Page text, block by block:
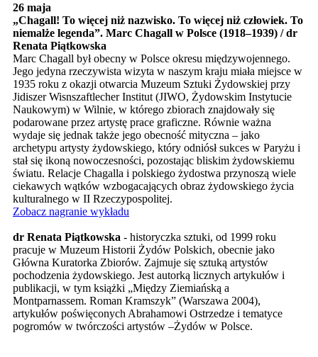
26 maja
„Chagall! To więcej niż nazwisko. To więcej niż człowiek. To
niemalże legenda”. Marc Chagall w Polsce (1918–1939) / dr
Renata Piątkowska
Marc Chagall był obecny w Polsce okresu międzywojennego.
Jego jedyna rzeczywista wizyta w naszym kraju miała miejsce w
1935 roku z okazji otwarcia Muzeum Sztuki Żydowskiej przy
Jidiszer Wisnszaftlecher Institut (JIWO, Żydowskim Instytucie
Naukowym) w Wilnie, w którego zbiorach znajdowały się
podarowane przez artystę prace graficzne. Równie ważna
wydaje się jednak także jego obecność mityczna – jako
archetypu artysty żydowskiego, który odniósł sukces w Paryżu i
stał się ikoną nowoczesności, pozostając bliskim żydowskiemu
światu. Relacje Chagalla i polskiego żydostwa przynoszą wiele
ciekawych wątków wzbogacających obraz żydowskiego życia
kulturalnego w II Rzeczypospolitej.
Zobacz nagranie wykładu
dr Renata Piątkowska - historyczka sztuki, od 1999 roku
pracuje w Muzeum Historii Żydów Polskich, obecnie jako
Główna Kuratorka Zbiorów. Zajmuje się sztuką artystów
pochodzenia żydowskiego. Jest autorką licznych artykułów i
publikacji, w tym książki „Między Ziemiańską a
Montparnassem. Roman Kramszyk” (Warszawa 2004),
artykułów poświęconych Abrahamowi Ostrzedze i tematyce
pogromów w twórczości artystów –Żydów w Polsce.